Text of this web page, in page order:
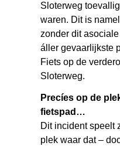
Sloterweg
waren. Dit is
zonder dit
áller gevaarlijkste
Fiets op de
Sloterweg.
Precíes op de
fietspad…
Dit incident speelt
plek waar dat –